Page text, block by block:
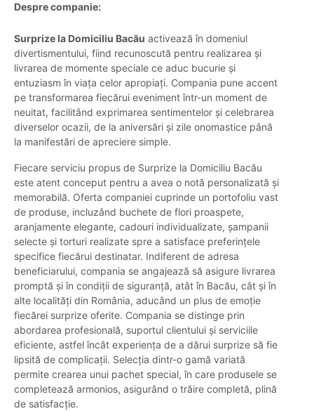
Despre companie:
Surprize la Domiciliu Bacău activează în domeniul
divertismentului, fiind recunoscută pentru realizarea și
livrarea de momente speciale ce aduc bucurie și
entuziasm în viața celor apropiați. Compania pune accent
pe transformarea fiecărui eveniment într-un moment de
neuitat, facilitând exprimarea sentimentelor și celebrarea
diverselor ocazii, de la aniversări și zile onomastice până
la manifestări de apreciere simple.
Fiecare serviciu propus de Surprize la Domiciliu Bacău
este atent conceput pentru a avea o notă personalizată și
memorabilă. Oferta companiei cuprinde un portofoliu vast
de produse, incluzând buchete de flori proaspete,
aranjamente elegante, cadouri individualizate, șampanii
selecte și torturi realizate spre a satisface preferințele
specifice fiecărui destinatar. Indiferent de adresa
beneficiarului, compania se angajează să asigure livrarea
promptă și în condiții de siguranță, atât în Bacău, cât și în
alte localități din România, aducând un plus de emoție
fiecărei surprize oferite. Compania se distinge prin
abordarea profesională, suportul clientului și serviciile
eficiente, astfel încât experiența de a dărui surprize să fie
lipsită de complicații. Selecția dintr-o gamă variată
permite crearea unui pachet special, în care produsele se
completează armonios, asigurând o trăire completă, plină
de satisfacție.